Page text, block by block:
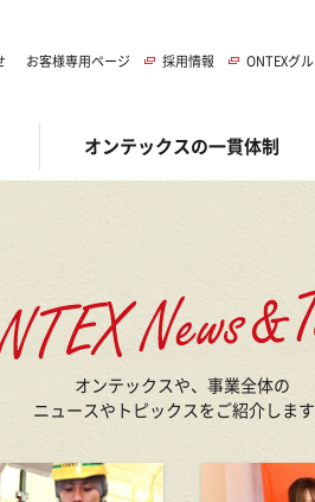
オンテックスの一貫体制
お客様専用ページ 採用情報 ONTEXグ
オンテックスや、事業全体の
ニュースやトピックスをご紹介します